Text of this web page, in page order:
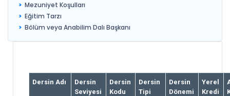
Mezuniyet Koşulları
Eğitim Tarzı
Bölüm veya Anabilim Dalı Başkanı
Dersin Adı
Dersin
Seviyesi
Dersin
Kodu
Dersin
Tipi
Dersin
Dönemi
Yerel
Kredi